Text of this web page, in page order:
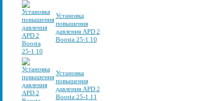
Установка
повышения
давления APD 2
Boosta 25-1 10
Установка
повышения
давления APD 2
Boosta 25-1 11